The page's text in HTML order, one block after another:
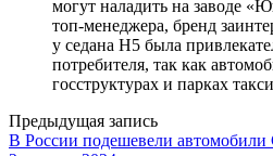
могут наладить на заводе
топ-менеджера, бренд
у седана H5 была
потребителя, так как
госструктурах и парках
Предыдущая запись
В России подешевели автомобили